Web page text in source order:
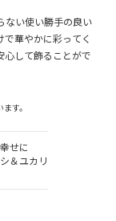
ない使い勝手の良い
華やかに彩ってく
心して飾ることがで
す。
せに
＆ユカリ